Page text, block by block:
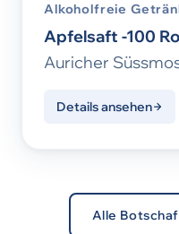
Alkoholfreie
Apfelsaft -100
Auricher
Details ansehen
Alle